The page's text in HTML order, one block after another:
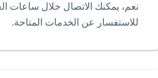
نعم، يمكنك الاتصال خلال ساعات
للاستفسار عن الخدمات المتاحة.